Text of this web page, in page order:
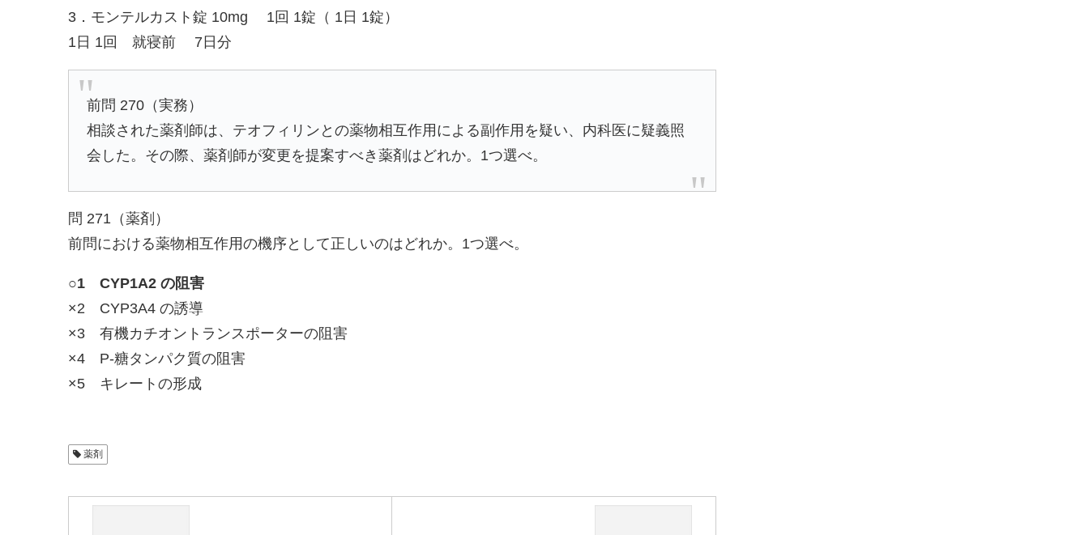
3．モンテルカスト錠 10mg 1回 1錠（ 1日 1錠）
1日 1回 就寝前 7日分
前問 270（実務）
相談された薬剤師は、テオフィリンとの薬物相互作用による副作用を疑い、内科医に疑義照
会した。その際、薬剤師が変更を提案すべき薬剤はどれか。1つ選べ。
問 271（薬剤）
前問における薬物相互作用の機序として正しいのはどれか。1つ選べ。
○1 CYP1A2 の阻害
×2 CYP3A4 の誘導
×3 有機カチオントランスポーターの阻害
×4 P-糖タンパク質の阻害
×5 キレートの形成
薬剤